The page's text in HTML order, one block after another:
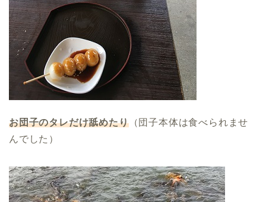
お団子のタレだけ舐めたり（団子本体は食べられませ
んでした）